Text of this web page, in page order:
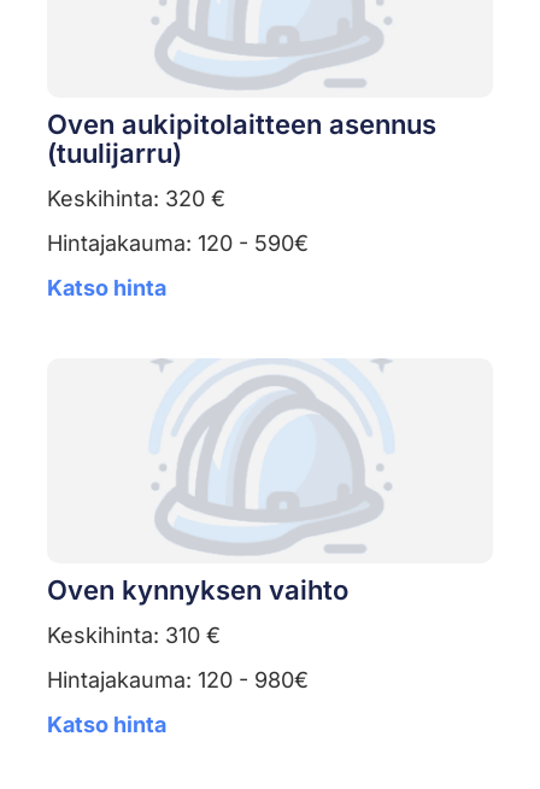
Oven aukipitolaitteen asennus
(tuulijarru)
Keskihinta: 320 €
Hintajakauma: 120 - 590€
Katso hinta
Oven kynnyksen vaihto
Keskihinta: 310 €
Hintajakauma: 120 - 980€
Katso hinta